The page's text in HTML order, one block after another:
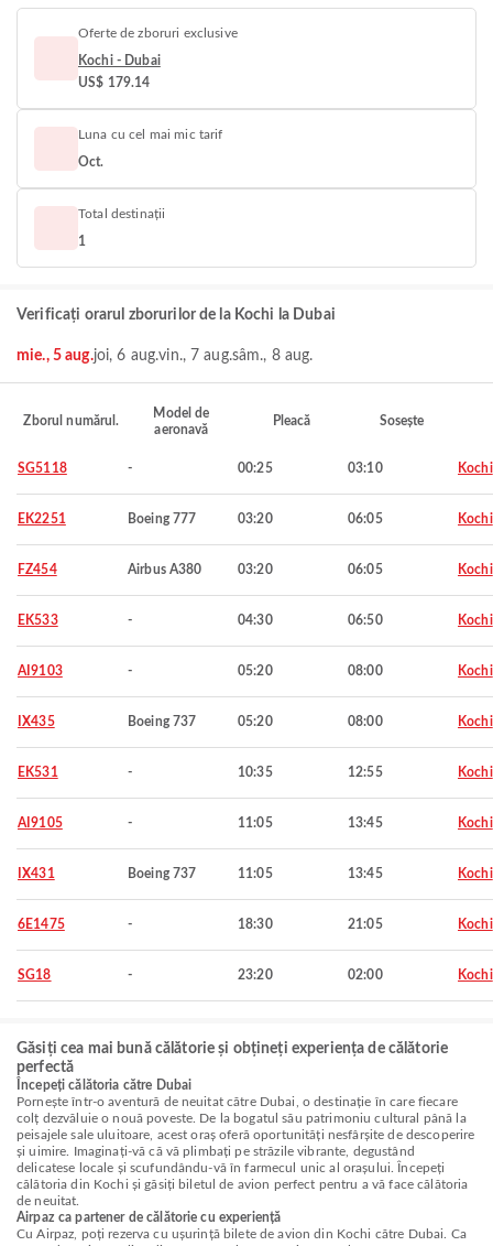
Oferte de zboruri exclusive
Kochi - Dubai
US$ 179.14
Luna cu cel mai mic tarif
Oct.
Total destinații
1
Verificați orarul zborurilor de la Kochi la Dubai
mie., 5 aug.joi, 6 aug.vin., 7 aug.sâm., 8 aug.
Zborul numărul.
Model de
aeronavă
Pleacă Sosește
SG5118 - 00:25 03:10 Kochi
EK2251 Boeing 777 03:20 06:05 Kochi
FZ454 Airbus A380 03:20 06:05 Kochi
EK533 - 04:30 06:50 Kochi
AI9103 - 05:20 08:00 Kochi
IX435 Boeing 737 05:20 08:00 Kochi
EK531 - 10:35 12:55 Kochi
AI9105 - 11:05 13:45 Kochi
IX431 Boeing 737 11:05 13:45 Kochi
6E1475 - 18:30 21:05 Kochi
SG18 - 23:20 02:00 Kochi
Găsiți cea mai bună călătorie și obțineți experiența de călătorie
perfectă
Începeți călătoria către Dubai
Pornește într-o aventură de neuitat către Dubai, o destinație în care fiecare
colț dezvăluie o nouă poveste. De la bogatul său patrimoniu cultural până la
peisajele sale uluitoare, acest oraș oferă oportunități nesfârșite de descoperire
și uimire. Imaginați-vă că vă plimbați pe străzile vibrante, degustând
delicatese locale și scufundându-vă în farmecul unic al orașului. Începeți
călătoria din Kochi și găsiți biletul de avion perfect pentru a vă face călătoria
de neuitat.
Airpaz ca partener de călătorie cu experiență
Cu Airpaz, poți rezerva cu ușurință bilete de avion din Kochi către Dubai. Ca